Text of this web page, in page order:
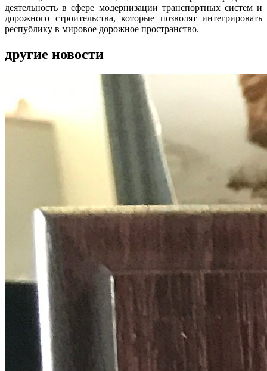
деятельность в сфере модернизации транспортных систем и
дорожного строительства, которые позволят интегрировать
республику в мировое дорожное пространство.
другие новости